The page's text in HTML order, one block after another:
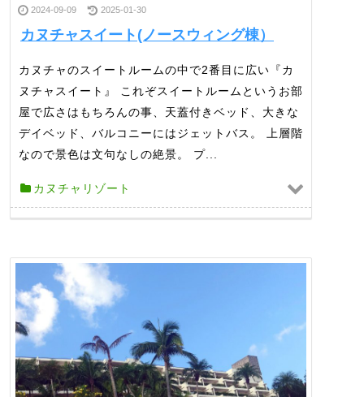
2024-09-09 2025-01-30
カヌチャスイート(ノースウィング棟）
カヌチャのスイートルームの中で2番目に広い『カ
ヌチャスイート』 これぞスイートルームというお部
屋で広さはもちろんの事、天蓋付きベッド、大きな
デイベッド、バルコニーにはジェットバス。 上層階
なので景色は文句なしの絶景。 プ...
カヌチャリゾート